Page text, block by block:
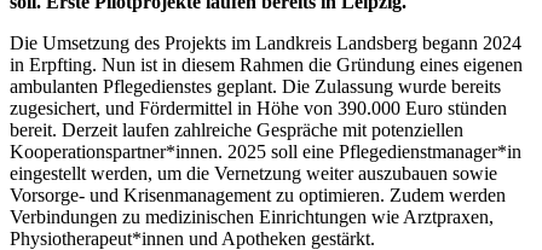
Die Umsetzung des Projekts im Landkreis Landsberg begann 2024
in Erpfting. Nun ist in diesem Rahmen die Gründung eines eigenen
ambulanten Pflegedienstes geplant. Die Zulassung wurde bereits
zugesichert, und Fördermittel in Höhe von 390.000 Euro stünden
bereit. Derzeit laufen zahlreiche Gespräche mit potenziellen
Kooperationspartner*innen. 2025 soll eine Pflegedienstmanager*in
eingestellt werden, um die Vernetzung weiter auszubauen sowie
Vorsorge- und Krisenmanagement zu optimieren. Zudem werden
Verbindungen zu medizinischen Einrichtungen wie Arztpraxen,
Physiotherapeut*innen und Apotheken gestärkt.